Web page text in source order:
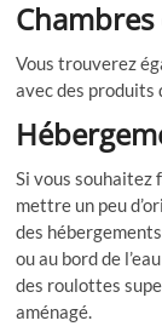
Chambres
Vous trouverez
avec des
Si vous
mettre un peu
des
ou au bord de
des roulottes
aménagé.